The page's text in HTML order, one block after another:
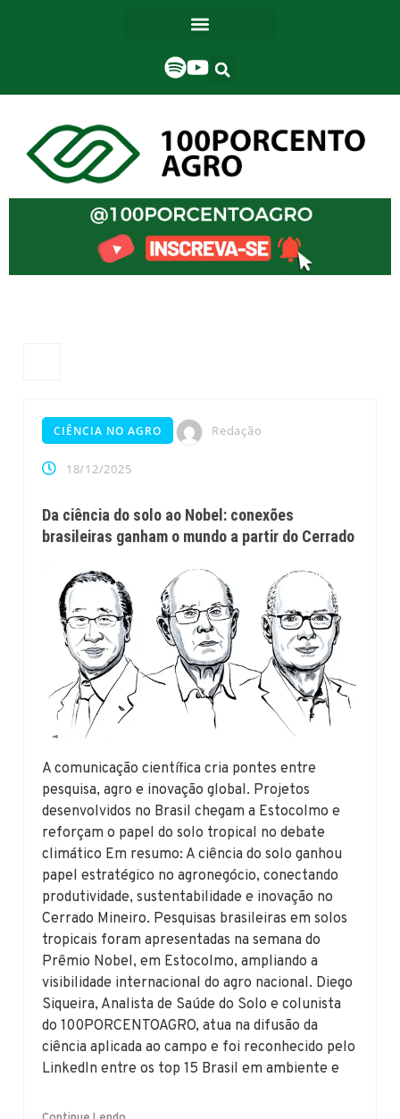
CIÊNCIA NO AGRO Redação
18/12/2025
Da ciência do solo ao Nobel: conexões
brasileiras ganham o mundo a partir do Cerrado
A comunicação científica cria pontes entre
pesquisa, agro e inovação global. Projetos
desenvolvidos no Brasil chegam a Estocolmo e
reforçam o papel do solo tropical no debate
climático Em resumo: A ciência do solo ganhou
papel estratégico no agronegócio, conectando
produtividade, sustentabilidade e inovação no
Cerrado Mineiro. Pesquisas brasileiras em solos
tropicais foram apresentadas na semana do
Prêmio Nobel, em Estocolmo, ampliando a
visibilidade internacional do agro nacional. Diego
Siqueira, Analista de Saúde do Solo e colunista
do 100PORCENTOAGRO, atua na difusão da
ciência aplicada ao campo e foi reconhecido pelo
LinkedIn entre os top 15 Brasil em ambiente e